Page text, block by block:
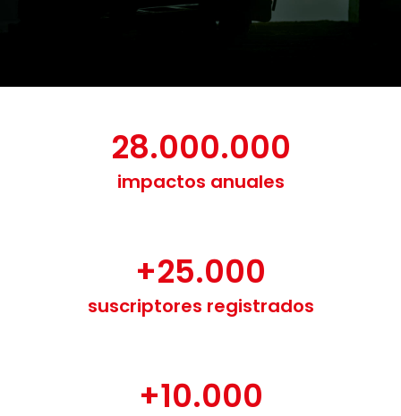
28.000.000
impactos anuales
+25.000
suscriptores registrados
+10.000